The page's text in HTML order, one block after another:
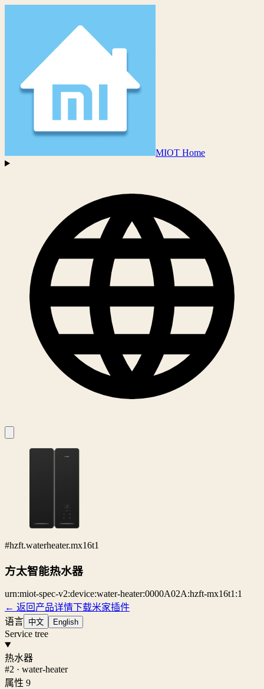
MIOT Home
#hzft.waterheater.mx16t1
方太智能热水器
urn:miot-spec-v2:device:water-heater:0000A02A:hzft-mx16t1:1
← 返回产品详情下载米家插件
语言 中文 English
Service tree
热水器
#2 · water-heater
属性 9